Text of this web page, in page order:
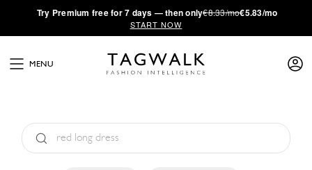
·Try Premium free for 7 days — then only€8.33/mo€5.83/mo
START NOW
MENU